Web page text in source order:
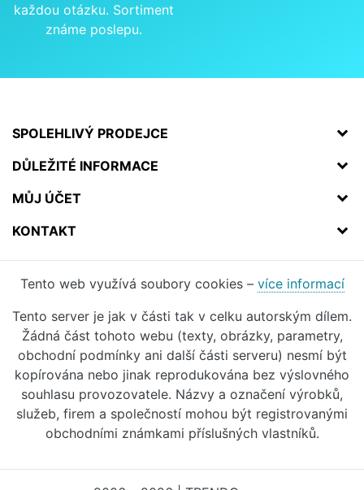
každou otázku. Sortiment
známe poslepu.
SPOLEHLIVÝ PRODEJCE
DŮLEŽITÉ INFORMACE
MŮJ ÚČET
KONTAKT
Tento web využívá soubory cookies – více informací
Tento server je jak v části tak v celku autorským dílem.
Žádná část tohoto webu (texty, obrázky, parametry,
obchodní podmínky ani další části serveru) nesmí být
kopírována nebo jinak reprodukována bez výslovného
souhlasu provozovatele. Názvy a označení výrobků,
služeb, firem a společností mohou být registrovanými
obchodními známkami příslušných vlastníků.